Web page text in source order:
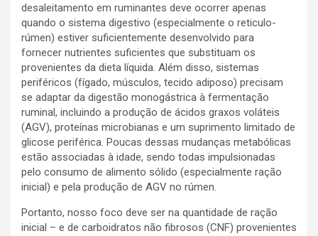
desaleitamento em ruminantes deve ocorrer apenas
quando o sistema digestivo (especialmente o reticulo-
rúmen) estiver suficientemente desenvolvido para
fornecer nutrientes suficientes que substituam os
provenientes da dieta líquida. Além disso, sistemas
periféricos (fígado, músculos, tecido adiposo) precisam
se adaptar da digestão monogástrica à fermentação
ruminal, incluindo a produção de ácidos graxos voláteis
(AGV), proteínas microbianas e um suprimento limitado de
glicose periférica. Poucas dessas mudanças metabólicas
estão associadas à idade, sendo todas impulsionadas
pelo consumo de alimento sólido (especialmente ração
inicial) e pela produção de AGV no rúmen.
Portanto, nosso foco deve ser na quantidade de ração
inicial – e de carboidratos não fibrosos (CNF) provenientes